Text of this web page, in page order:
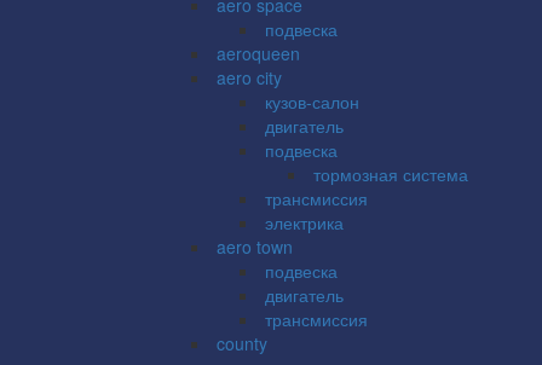
подвеска
aeroqueen
aero city
кузов-салон
двигатель
подвеска
тормозная система
трансмиссия
электрика
aero town
подвеска
двигатель
трансмиссия
county